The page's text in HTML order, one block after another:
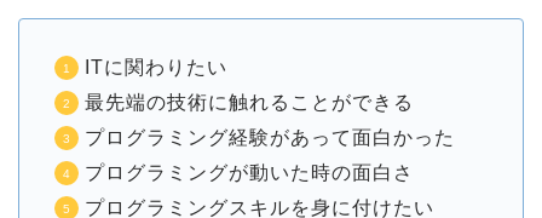
ITに関わりたい
最先端の技術に触れることができる
プログラミング経験があって面白かった
プログラミングが動いた時の面白さ
プログラミングスキルを身に付けたい